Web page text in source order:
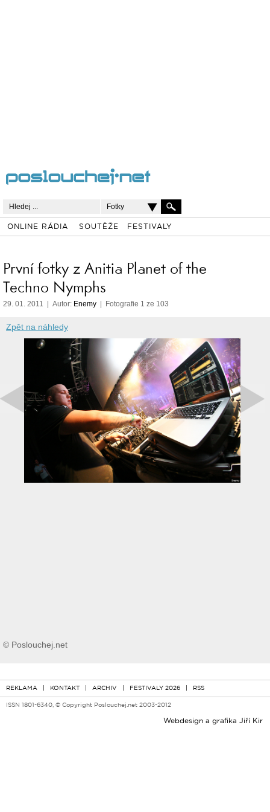
Fotky
ONLINE RÁDIA SOUTĚŽE FESTIVALY
První fotky z Anitia Planet of the
Techno Nymphs
29. 01. 2011 | Autor: Enemy | Fotografie 1 ze 103
Zpět na náhledy
© Poslouchej.net
REKLAMA | KONTAKT | ARCHIV | FESTIVALY 2026 | RSS
ISSN 1801-6340, © Copyright Poslouchej.net 2003-2012
Webdesign a grafika Jiří Kir